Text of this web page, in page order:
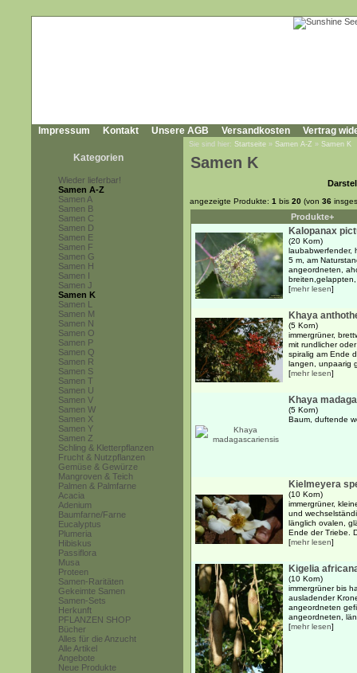
Impressum Kontakt Unsere AGB Versandkosten Vertrag
Kategorien
Wieder lieferbar!
Samen A-Z
Samen A
Samen B
Samen C
Samen D
Samen E
Samen F
Samen G
Samen H
Samen I
Samen J
Samen K
Samen L
Samen M
Samen N
Samen O
Samen P
Samen Q
Samen R
Samen S
Samen T
Samen U
Samen V
Samen W
Samen X
Samen Y
Samen Z
Schling & Kletterpflanzen
Frucht & Nutzpflanzen
Gemüse & Gewürze
Mangroven & Teich
Palmen & Palmfarne
Acacia
Adenium
Baumfarne/Farne
Eucalyptus
Plumeria
Hibiskus
Passiflora
Musa
Proteen
Samen-Raritäten
Gekeimte Samen
Samen-Sets
Herkunft
PFLANZEN SHOP
Bücher
Alles für die Anzucht
Alle Artikel
Angebote
Neue Produkte
Sie sind hier: Startseite » Samen A-Z » Samen K
Samen K
angezeigte Produkte: 1 bis 20 (von 36
Produkte+
Kalopanax
(20 Korn)
laubabwerfender,
5 m, am
angeordneten,
[mehr lesen]
Khaya
(5 Korn)
immergrüner,
mit rundlicher
spiralig am Ende
langen, unpaarig
[mehr lesen]
Khaya
(5 Korn)
Baum, duftende
Kielmeyera
(10 Korn)
immergrüner,
und
länglich ovalen,
Ende der Triebe.
[mehr lesen]
Kigelia
(10 Korn)
immergrüner bis
ausladender
angeordneten
angeordneten,
[mehr lesen]